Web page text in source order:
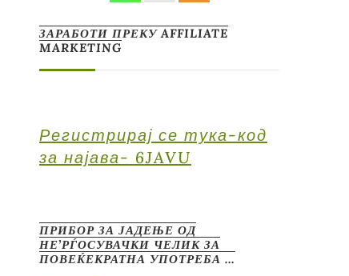
ЗАРАБОТИ ПРЕКУ AFFILIATE
MARKETING
Регистрирај се тука-код
за најава- 6JAVU
ПРИБОР ЗА ЈАДЕЊЕ ОД
НЕ’РЃОСУВАЧКИ ЧЕЛИК ЗА
ПОВЕЌЕКРАТНА УПОТРЕБА …